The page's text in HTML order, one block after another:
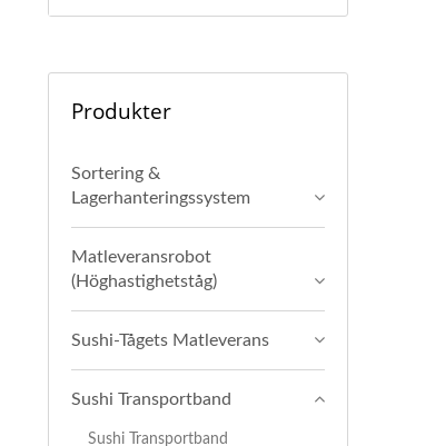
Produkter
Sortering &
Lagerhanteringssystem
Matleveransrobot
(Höghastighetståg)
Sushi-Tågets Matleverans
Sushi Transportband
Sushi Transportband